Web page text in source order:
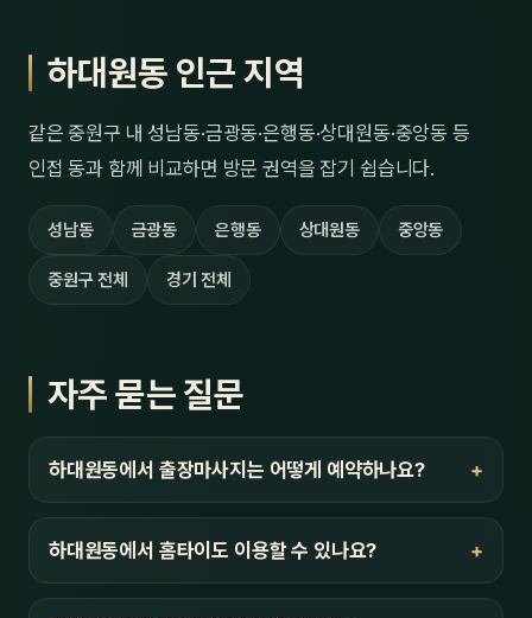
하대원동 인근 지역
같은 중원구 내 성남동·금광동·은행동·상대원동·중앙동 등
인접 동과 함께 비교하면 방문 권역을 잡기 쉽습니다.
성남동 금광동 은행동 상대원동 중앙동
중원구 전체 경기 전체
자주 묻는 질문
하대원동에서 출장마사지는 어떻게 예약하나요?
하대원동에서 홈타이도 이용할 수 있나요?